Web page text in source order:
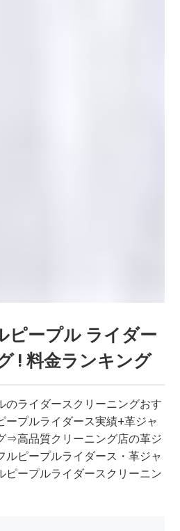
ピープル ライダー
! 料金ランキング
のライダースクリーニングおす
ープルライダース実績+革ジャ
⇒高品質クリーニング店の革ジ
ルピープルライダース・革ジャ
ープルライダースクリーニン